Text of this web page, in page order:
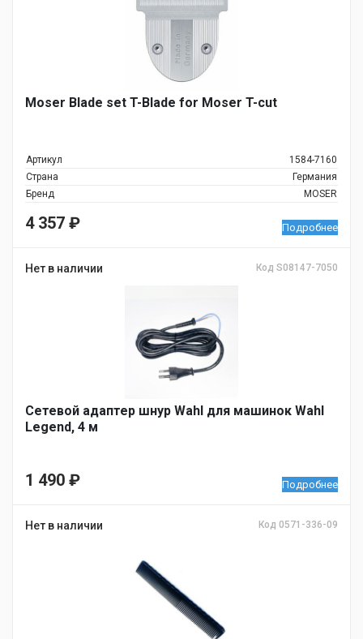
Moser Blade set T-Blade for Moser T-cut
Артикул
1584-7160
Страна
Германия
Бренд
MOSER
4 357 ₽ Подробнее
Нет в наличии Код S08147-7050
Сетевой адаптер шнур Wahl для машинок Wahl
Legend, 4 м
1 490 ₽ Подробнее
Нет в наличии Код 0571-336-09